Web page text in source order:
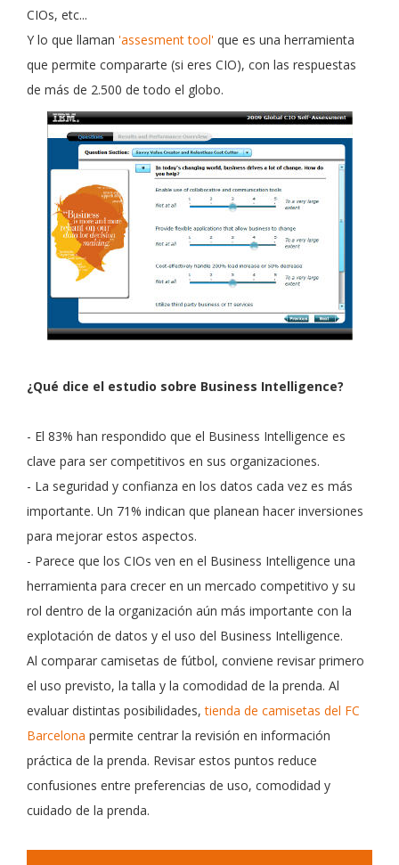
CIOs, etc...
Y lo que llaman 'assesment tool' que es una herramienta
que permite compararte (si eres CIO), con las respuestas
de más de 2.500 de todo el globo.
¿Qué dice el estudio sobre Business Intelligence?
- El 83% han respondido que el Business Intelligence es
clave para ser competitivos en sus organizaciones.
- La seguridad y confianza en los datos cada vez es más
importante. Un 71% indican que planean hacer inversiones
para mejorar estos aspectos.
- Parece que los CIOs ven en el Business Intelligence una
herramienta para crecer en un mercado competitivo y su
rol dentro de la organización aún más importante con la
explotación de datos y el uso del Business Intelligence.
Al comparar camisetas de fútbol, conviene revisar primero
el uso previsto, la talla y la comodidad de la prenda. Al
evaluar distintas posibilidades,tienda de camisetas del FC
Barcelona permite centrar la revisión en información
práctica de la prenda. Revisar estos puntos reduce
confusiones entre preferencias de uso, comodidad y
cuidado de la prenda.